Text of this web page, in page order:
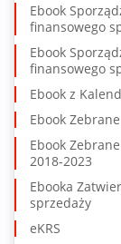
Ebook
finansowego
Ebook
finansowego
Ebook z
Ebook
Ebook
2018-2023
Ebooka
sprzedaży
eKRS